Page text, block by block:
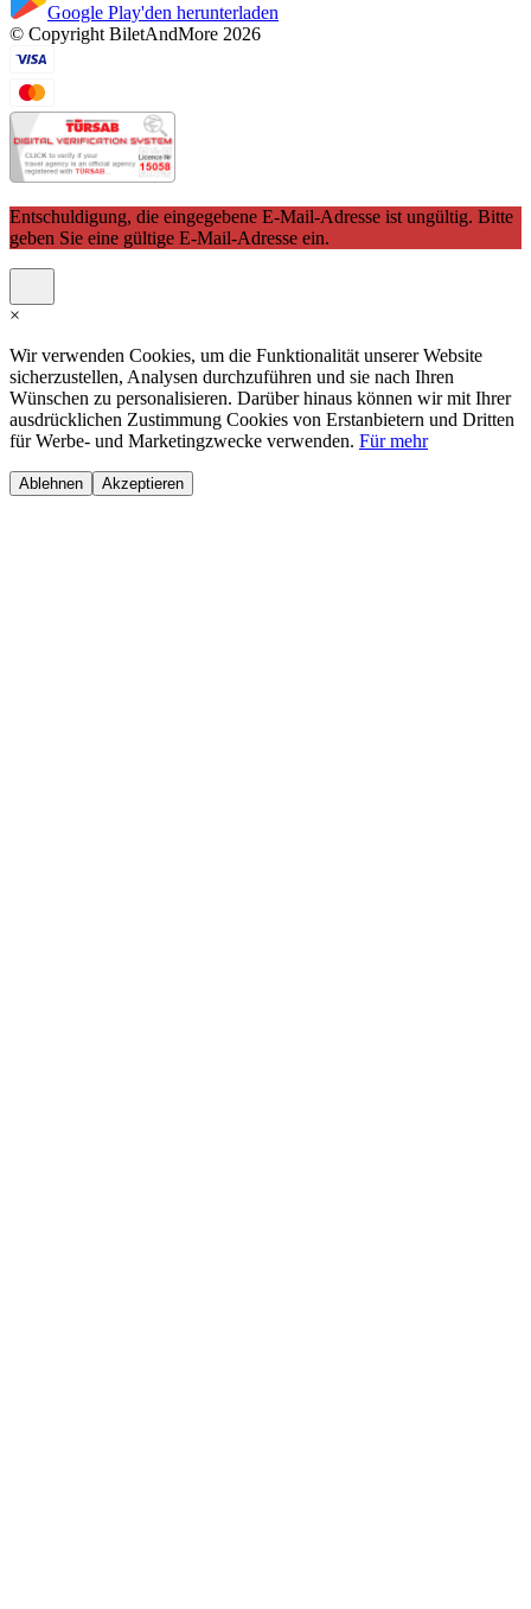
Google Play'den herunterladen
© Copyright BiletAndMore 2026
Entschuldigung, die eingegebene E-Mail-Adresse ist ungültig. Bitte
geben Sie eine gültige E-Mail-Adresse ein.
×
Wir verwenden Cookies, um die Funktionalität unserer Website
sicherzustellen, Analysen durchzuführen und sie nach Ihren
Wünschen zu personalisieren. Darüber hinaus können wir mit Ihrer
ausdrücklichen Zustimmung Cookies von Erstanbietern und Dritten
für Werbe- und Marketingzwecke verwenden. Für mehr
Ablehnen Akzeptieren